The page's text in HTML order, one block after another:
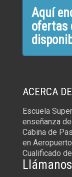
Aquí
ofertas
ACERCA
Escuela
enseñanza
Cabina de
en
Cualificado